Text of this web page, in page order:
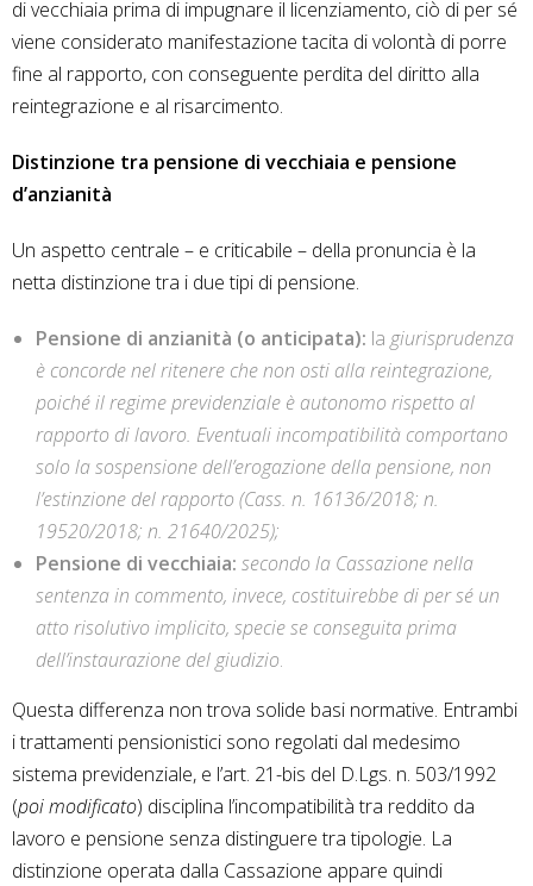
di vecchiaia prima di impugnare il licenziamento, ciò di per sé
viene considerato manifestazione tacita di volontà di porre
fine al rapporto, con conseguente perdita del diritto alla
reintegrazione e al risarcimento.
Distinzione tra pensione di vecchiaia e pensione
d’anzianità
Un aspetto centrale – e criticabile – della pronuncia è la
netta distinzione tra i due tipi di pensione.
Pensione di anzianità (o anticipata): la giurisprudenza
è concorde nel ritenere che non osti alla reintegrazione,
poiché il regime previdenziale è autonomo rispetto al
rapporto di lavoro. Eventuali incompatibilità comportano
solo la sospensione dell’erogazione della pensione, non
l’estinzione del rapporto (Cass. n. 16136/2018; n.
19520/2018; n. 21640/2025);
Pensione di vecchiaia: secondo la Cassazione nella
sentenza in commento, invece, costituirebbe di per sé un
atto risolutivo implicito, specie se conseguita prima
dell’instaurazione del giudizio.
Questa differenza non trova solide basi normative. Entrambi
i trattamenti pensionistici sono regolati dal medesimo
sistema previdenziale, e l’art. 21-bis del D.Lgs. n. 503/1992
(poi modificato) disciplina l’incompatibilità tra reddito da
lavoro e pensione senza distinguere tra tipologie. La
distinzione operata dalla Cassazione appare quindi